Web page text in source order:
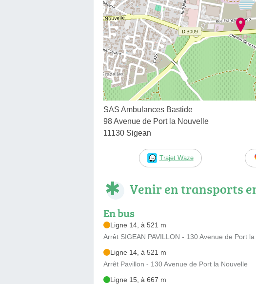
SAS Ambulances Bastide
98 Avenue de Port la Nouvelle
11130 Sigean
Trajet Waze
Venir en transports
En bus
Ligne 14, à 521 m
Arrêt SIGEAN PAVILLON - 130 Avenue de Port
Ligne 14, à 521 m
Arrêt Pavillon - 130 Avenue de Port la Nouvelle
Ligne 15, à 667 m